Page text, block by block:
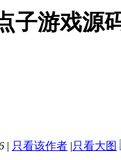
子游戏源
| 只看该作者 |只看大图